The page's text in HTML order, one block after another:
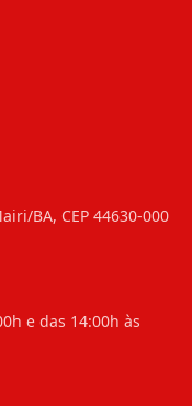
BA, CEP 44630-000
e das 14:00h às